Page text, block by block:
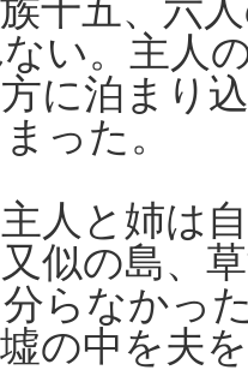
十五、六
い。主人
に泊まり
った。
人と姉は
似の島、
らなかっ
の中を夫